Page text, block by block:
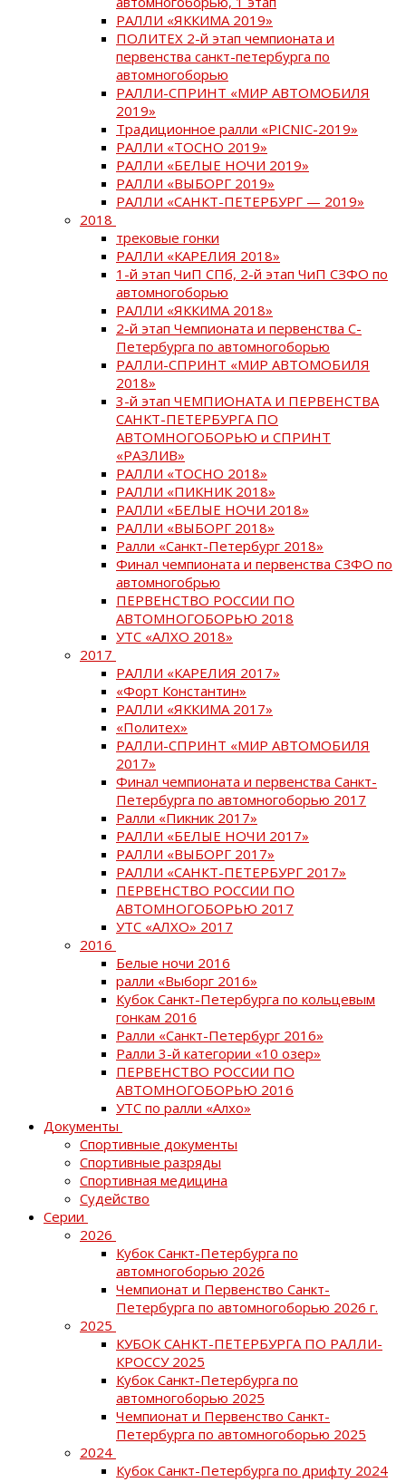
РАЛЛИ «ЯККИМА 2019»
ПОЛИТЕХ 2-й этап чемпионата и
первенства санкт-петербурга по
автомногоборью
РАЛЛИ-СПРИНТ «МИР АВТОМОБИЛЯ
2019»
Традиционное ралли «PICNIC-2019»
РАЛЛИ «ТОСНО 2019»
РАЛЛИ «БЕЛЫЕ НОЧИ 2019»
РАЛЛИ «ВЫБОРГ 2019»
РАЛЛИ «САНКТ-ПЕТЕРБУРГ — 2019»
2018
трековые гонки
РАЛЛИ «КАРЕЛИЯ 2018»
1-й этап ЧиП СПб, 2-й этап ЧиП СЗФО по
автомногоборью
РАЛЛИ «ЯККИМА 2018»
2-й этап Чемпионата и первенства С-
Петербурга по автомногоборью
РАЛЛИ-СПРИНТ «МИР АВТОМОБИЛЯ
2018»
3-й этап ЧЕМПИОНАТА И ПЕРВЕНСТВА
САНКТ-ПЕТЕРБУРГА ПО
АВТОМНОГОБОРЬЮ и СПРИНТ
«РАЗЛИВ»
РАЛЛИ «ТОСНО 2018»
РАЛЛИ «ПИКНИК 2018»
РАЛЛИ «БЕЛЫЕ НОЧИ 2018»
РАЛЛИ «ВЫБОРГ 2018»
Ралли «Санкт-Петербург 2018»
Финал чемпионата и первенства СЗФО по
автомногобрью
ПЕРВЕНСТВО РОССИИ ПО
АВТОМНОГОБОРЬЮ 2018
УТС «АЛХО 2018»
2017
РАЛЛИ «КАРЕЛИЯ 2017»
«Форт Константин»
РАЛЛИ «ЯККИМА 2017»
«Политех»
РАЛЛИ-СПРИНТ «МИР АВТОМОБИЛЯ
2017»
Финал чемпионата и первенства Санкт-
Петербурга по автомногоборью 2017
Ралли «Пикник 2017»
РАЛЛИ «БЕЛЫЕ НОЧИ 2017»
РАЛЛИ «ВЫБОРГ 2017»
РАЛЛИ «САНКТ-ПЕТЕРБУРГ 2017»
ПЕРВЕНСТВО РОССИИ ПО
АВТОМНОГОБОРЬЮ 2017
УТС «АЛХО» 2017
2016
Белые ночи 2016
ралли «Выборг 2016»
Кубок Санкт-Петербурга по кольцевым
гонкам 2016
Ралли «Санкт-Петербург 2016»
Ралли 3-й категории «10 озер»
ПЕРВЕНСТВО РОССИИ ПО
АВТОМНОГОБОРЬЮ 2016
УТС по ралли «Алхо»
Документы
Спортивные документы
Спортивные разряды
Спортивная медицина
Судейство
Серии
2026
Кубок Санкт-Петербурга по
автомногоборью 2026
Чемпионат и Первенство Санкт-
Петербурга по автомногоборью 2026 г.
2025
КУБОК САНКТ-ПЕТЕРБУРГА ПО РАЛЛИ-
КРОССУ 2025
Кубок Санкт-Петербурга по
автомногоборью 2025
Чемпионат и Первенство Санкт-
Петербурга по автомногоборью 2025
2024
Кубок Санкт-Петербурга по дрифту 2024